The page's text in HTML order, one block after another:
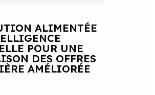
ALIMENTÉE
POUR UNE
DES OFFRES
AMÉLIORÉE